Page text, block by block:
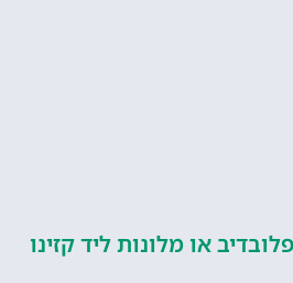
מלונות ליד קזינו